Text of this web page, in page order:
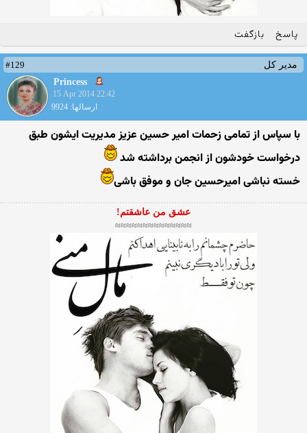
پاسخ بازگفت
مدیر کل
#129
Princess
15 Apr 2014 22:42
ارسالها: 9924
با سپاس از تمامی زحمات امیر حسین عزیز مدیریت ایشون طبق
درخواست خودشون از انجمن برداشته شد
خسته نباشی امیرحسین جان و موفق باشی
عشق من عاشقتم!
≈≈≈≈≈≈≈≈≈≈≈≈≈≈